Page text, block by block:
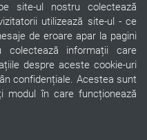
site-ul nostru colectează
utilizează site-ul - ce
de eroare apar la pagini
informații care
despre aceste cookie-uri
confidențiale. Acestea sunt
modul în care funcționează